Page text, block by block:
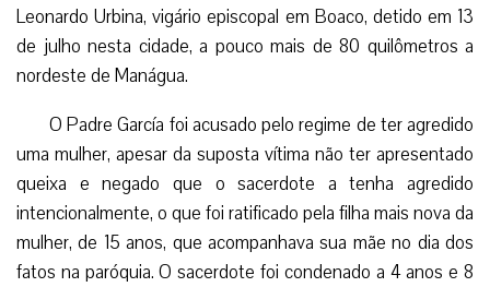
Leonardo Urbina, vigário episcopal em Boaco, detido em 13
de julho nesta cidade, a pouco mais de 80 quilômetros a
nordeste de Manágua.
O Padre García foi acusado pelo regime de ter agredido
uma mulher, apesar da suposta vítima não ter apresentado
queixa e negado que o sacerdote a tenha agredido
intencionalmente, o que foi ratificado pela filha mais nova da
mulher, de 15 anos, que acompanhava sua mãe no dia dos
fatos na paróquia. O sacerdote foi condenado a 4 anos e 8